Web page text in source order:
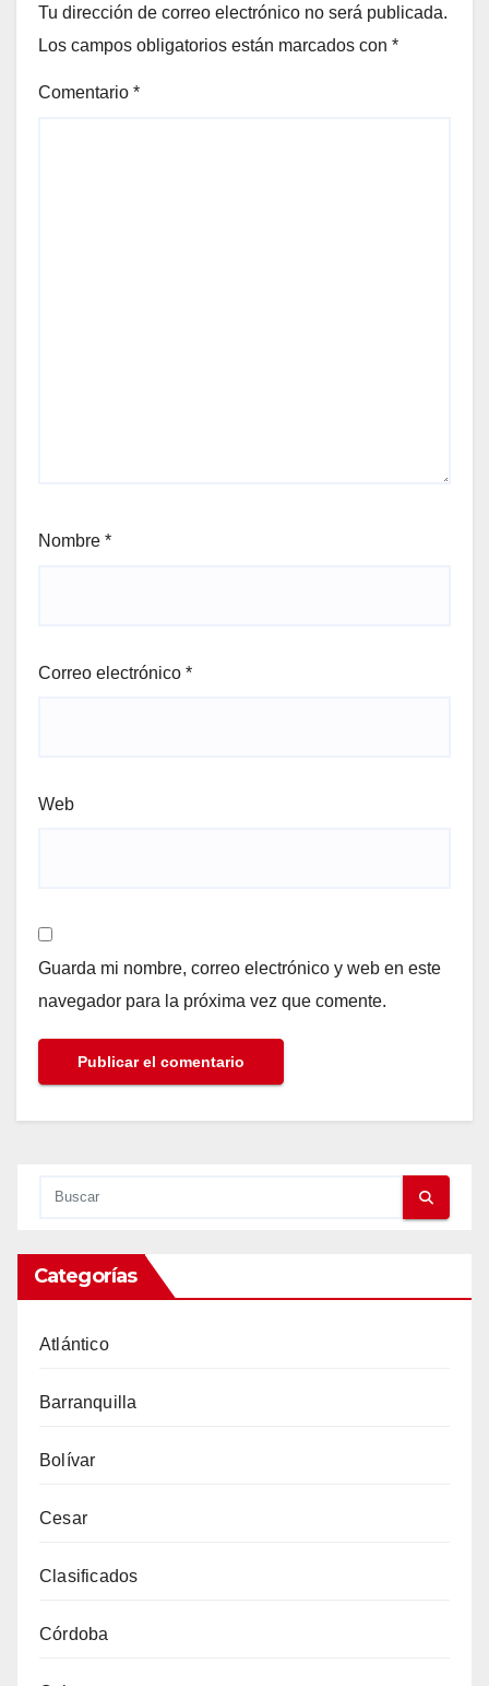
Tu dirección de correo electrónico no será publicada.
Los campos obligatorios están marcados con *
Comentario *
Nombre *
Correo electrónico *
Web
Guarda mi nombre, correo electrónico y web en este
navegador para la próxima vez que comente.
Categorías
Atlántico
Barranquilla
Bolívar
Cesar
Clasificados
Córdoba